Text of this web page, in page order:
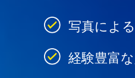
写真によ
経験豊富